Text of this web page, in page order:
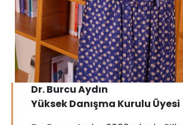
Dr. Burcu Aydın
Yüksek Danışma Kurulu Üyesi